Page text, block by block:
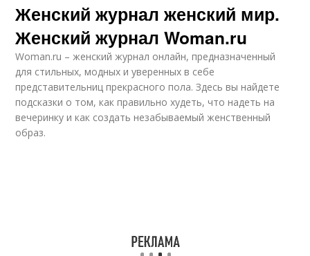
Женский журнал женский мир.
Женский журнал Woman.ru
Woman.ru – женский журнал онлайн, предназначенный
для стильных, модных и уверенных в себе
представительниц прекрасного пола. Здесь вы найдете
подсказки о том, как правильно худеть, что надеть на
вечеринку и как создать незабываемый женственный
образ.